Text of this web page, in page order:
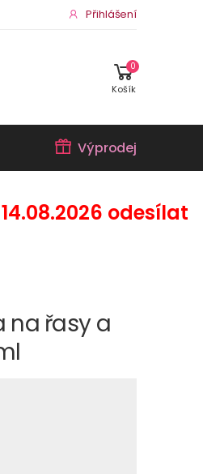
Přihlášení
0
Košík
Výprodej
odesílat
na řasy a